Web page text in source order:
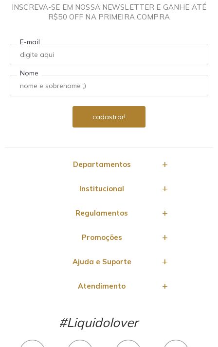
INSCREVA-SE EM NOSSA NEWSLETTER E GANHE ATÉ
R$50 OFF NA PRIMEIRA COMPRA
E-mail
Nome
Departamentos
Institucional
Regulamentos
Promoções
Ajuda e Suporte
Atendimento
#Liquidolover